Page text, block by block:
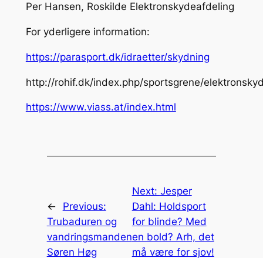
Per Hansen, Roskilde Elektronskydeafdeling
For yderligere information:
https://parasport.dk/idraetter/skydning
http://rohif.dk/index.php/sportsgrene/
https://www.viass.at/index.html
←
Previous:
Trubaduren og
vandringsmanden
Søren Høg
Next: Jesper
Dahl: Holdsport
for blinde? Med
en bold? Arh, det
må være for sjov!